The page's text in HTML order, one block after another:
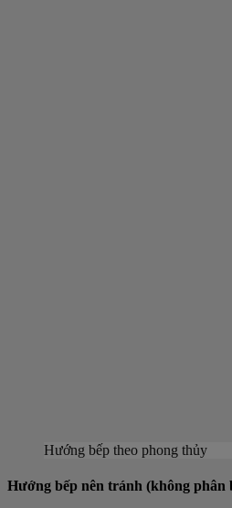
Hướng bếp theo phong thủy
Hướng bếp nên tránh (không phân